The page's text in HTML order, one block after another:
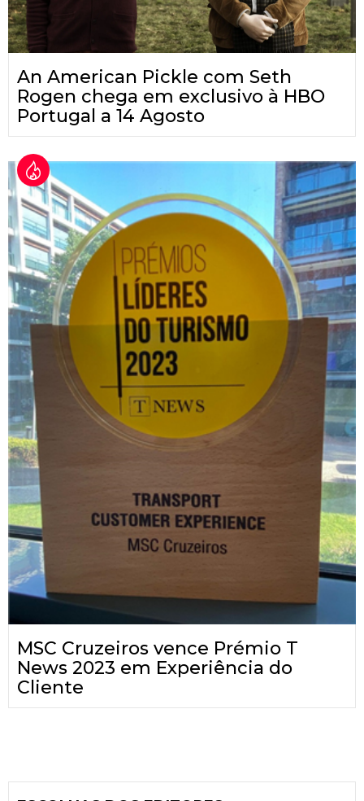
An American Pickle com Seth
Rogen chega em exclusivo à HBO
Portugal a 14 Agosto
MSC Cruzeiros vence Prémio T
News 2023 em Experiência do
Cliente